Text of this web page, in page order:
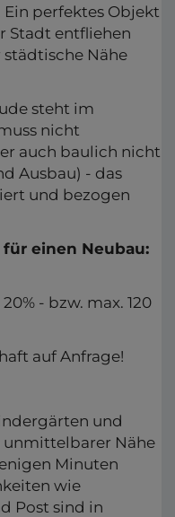
Ein perfektes Objekt
Stadt entfliehen
Nähe
steht im
nicht
auch baulich nicht
Ausbau) - das
und bezogen
einen Neubau:
- bzw. max. 120
auf Anfrage!
und
unmittelbarer Nähe
Minuten
wie
Post sind in